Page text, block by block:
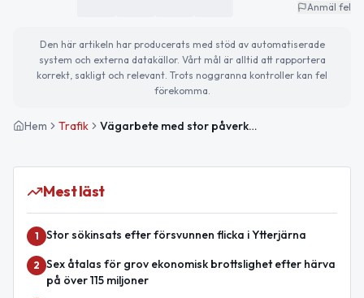
Anmäl fel
Den här artikeln har producerats med stöd av automatiserade
system och externa datakällor. Vårt mål är alltid att rapportera
korrekt, sakligt och relevant. Trots noggranna kontroller kan fel
förekomma.
Hem Trafik Vägarbete med stor påverkan på E4 mellan Södertälje syd och Saltskog Ö
Mest läst
1 Stor sökinsats efter försvunnen flicka i Ytterjärna
2 Sex åtalas för grov ekonomisk brottslighet efter härva
på över 115 miljoner